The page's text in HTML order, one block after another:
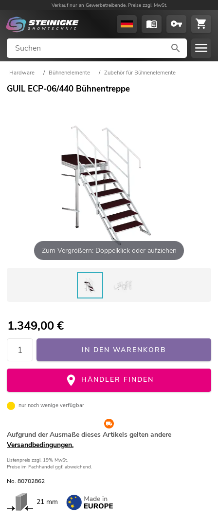
Verkauf nur an Gewerbetreibende. Preise zzgl. MwSt.
Hardware / Bühnenelemente / Zubehör für Bühnenelemente
GUIL ECP-06/440 Bühnentreppe
Zum Vergrößern: Doppelklick oder aufziehen
1.349,00€
IN DEN WARENKORB
HÄNDLER FINDEN
nur noch wenige verfügbar
Aufgrund der Ausmaße dieses Artikels gelten andere
Versandbedingungen.
Listenpreis zzgl. 19% MwSt.
Preise im Fachhandel ggf. abweichend.
No. 80702862
21 mm